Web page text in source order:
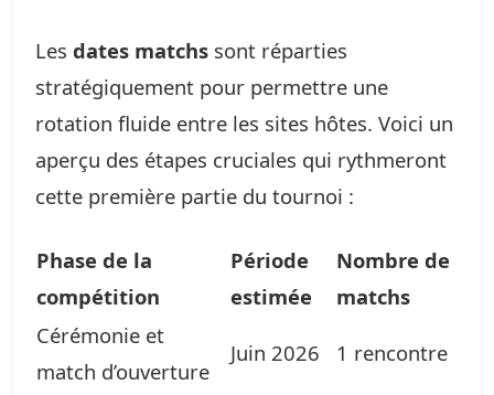
Les dates matchs sont réparties
stratégiquement pour permettre une
rotation fluide entre les sites hôtes. Voici un
aperçu des étapes cruciales qui rythmeront
cette première partie du tournoi :
Phase de la
compétition
Période
estimée
Nombre de
matchs
Cérémonie et
match d’ouverture
Juin 2026 1 rencontre